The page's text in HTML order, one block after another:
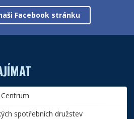
Facebook stránku
spotřebních družstev